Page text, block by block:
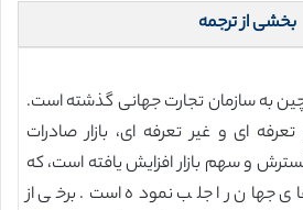
بخشی از ترجمه
به سازمان تجارت جهانی گذشته است.
ای و غیر تعرفه ای، بازار صادرات
و سهم بازار افزایش یافته است، که
جهان را جلب نموده است. برخی از